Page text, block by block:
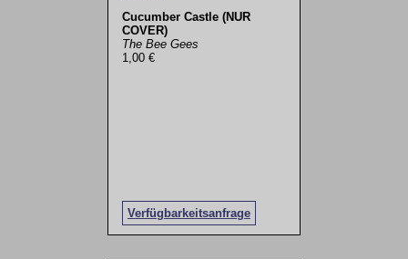
Cucumber Castle (NUR
COVER)
The Bee Gees
1,00 €
Verfügbarkeitsanfrage